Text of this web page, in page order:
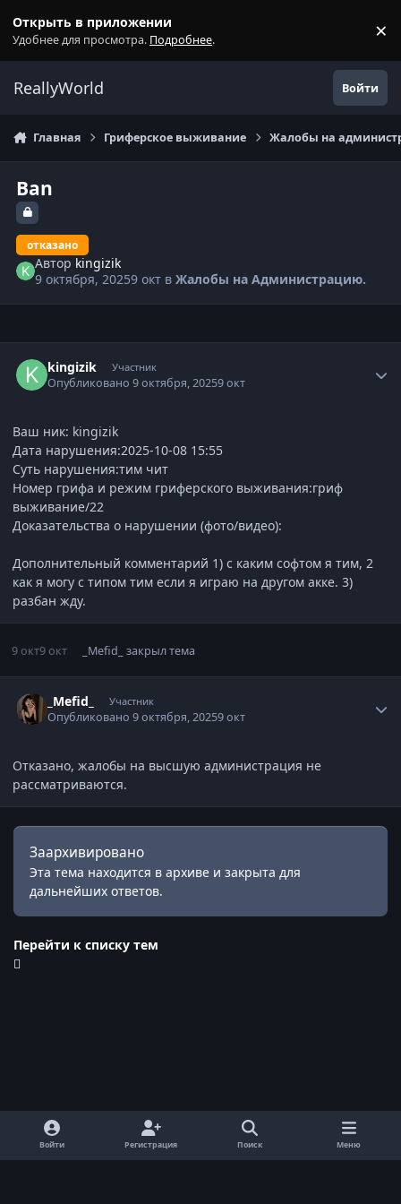
Открыть в приложении
Удобнее для просмотра. Подробнее. ×
ReallyWorld Войти
Главная Гриферское выживание Жалобы на
Ban
отказано
Автор kingizik
9 октября, 20259 окт вЖалобы на Администрацию.
kingizik Участник
Опубликовано9 октября, 20259 окт
Ваш ник: kingizik
Дата нарушения:2025-10-08 15:55
Суть нарушения:тим чит
Номер грифа и режим гриферского выживания:гриф
выживание/22
Доказательства о нарушении (фото/видео):
Дополнительный комментарий 1) с каким софтом я тим, 2
как я могу с типом тим если я играю на другом акке. 3)
разбан жду.
9 окт9 окт _Mefid_ закрыл тема
_Mefid_ Участник
Опубликовано9 октября, 20259 окт
Отказано, жалобы на высшую администрация не
рассматриваются.
Заархивировано
Эта тема находится в архиве и закрыта для
дальнейших ответов.
Перейти к списку тем
Войти Регистрация Поиск Меню